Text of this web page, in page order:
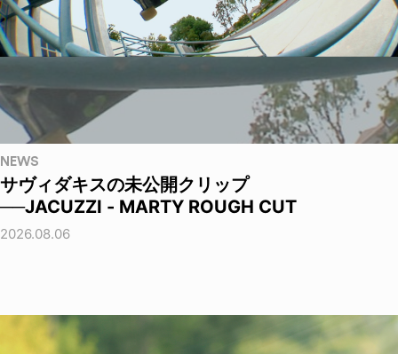
NEWS
サヴィダキスの未公開クリップ
──JACUZZI - MARTY ROUGH CUT
2026.08.06